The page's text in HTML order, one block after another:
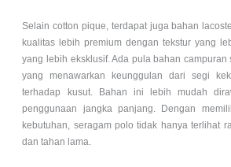
Selain cotton pique, terdapat juga bahan
kualitas lebih premium dengan tekstur yang
yang lebih eksklusif. Ada pula bahan campuran
yang menawarkan keunggulan dari segi
terhadap kusut. Bahan ini lebih mudah
penggunaan jangka panjang. Dengan
kebutuhan, seragam polo tidak hanya terlihat
dan tahan lama.